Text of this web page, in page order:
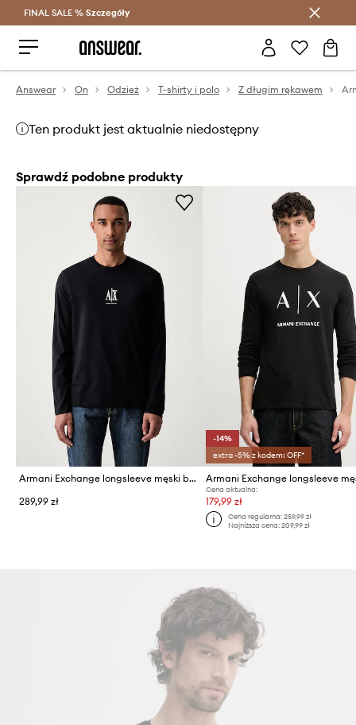
Oszczędzaj z Answear Club >
FINAL SALE % Szczegóły
Answear On Odzież T-shirty i polo Z długim rękawem
Ten produkt jest aktualnie niedostępny
Sprawdź podobne produkty
Armani Exchange longsleeve męski bawełniany
289,99 zł
-14%
extra -5% z kodem: OFF*
Cena aktualna:
179,99 zł
Cena regularna: 259,99 zł
Najniższa cena: 209,99 zł